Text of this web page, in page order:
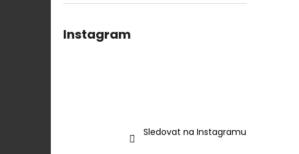
Instagram
Sledovat na Instagramu